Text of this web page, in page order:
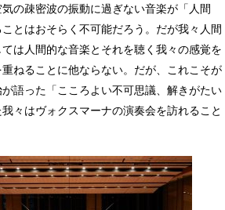
の疎密波の振動に過ぎない音楽が「人間
とはおそらく不可能だろう。だが我々人間
は人間的な音楽とそれを聴く我々の感覚を
ねることに他ならない。だが、これこそが
語った「こころよい不可思議、解きがたい
々はヴォクスマーナの演奏会を訪れること